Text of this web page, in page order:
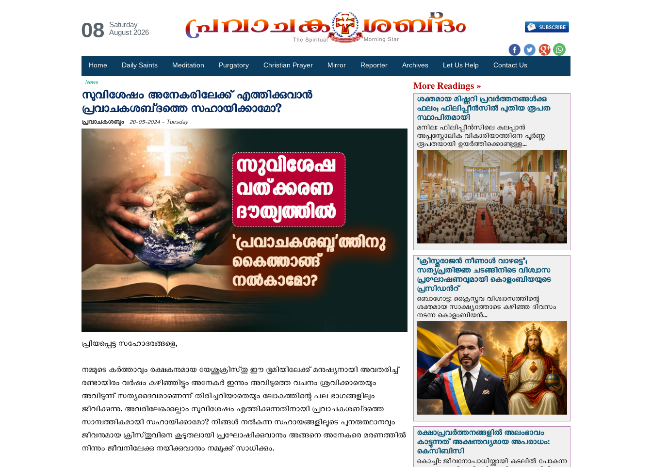
08
Saturday
August 2026
Home Daily Saints Meditation Purgatory Christian Prayer Mirror Reporter Archives Let Us Help Contact Us
News
സുവിശേഷം അനേകരിലേക്ക് എത്തിക്കുവാൻ
പ്രവാചകശബ്‌ദത്തെ സഹായിക്കാമോ?
പ്രവാചകശബ്ദം 28-05-2024 - Tuesday
പ്രിയപ്പെട്ട സഹോദരങ്ങളെ,
നമ്മുടെ കർത്താവും രക്ഷകനുമായ യേശുക്രിസ്‌തു ഈ ഭൂമിയിലേക്ക് മനുഷ്യനായി അവതരിച്ച്
രണ്ടായിരം വർഷം കഴിഞ്ഞിട്ടും അനേകർ ഇന്നും അവിടുത്തെ വചനം ശ്രവിക്കാതെയും
അവിടുന്ന് സത്യദൈവമാണെന്ന് തിരിച്ചറിയാതെയും ലോകത്തിന്റെ പല ഭാഗങ്ങളിലും
ജീവിക്കുന്നു. അവരിലേക്കെല്ലാം സുവിശേഷം എത്തിക്കുന്നതിനായി പ്രവാചകശബ്‌ദത്തെ
സാമ്പത്തികമായി സഹായിക്കാമോ? നിങ്ങൾ നൽകുന്ന സഹായങ്ങളിലൂടെ പുനരുത്ഥാനവും
ജീവനുമായ ക്രിസ്‌തുവിനെ കൂടുതലായി പ്രഘോഷിക്കുവാനും അങ്ങനെ അനേകരെ മരണത്തിൽ
നിന്നും ജീവനിലേക്കു നയിക്കുവാനും നമ്മുക്ക് സാധിക്കും.
More Readings »
ശക്തമായ മിഷ്ണറി പ്രവർത്തനങ്ങൾക്കു
ഫലം; ഫിലിപ്പീൻസിൽ പുതിയ രൂപത
സ്ഥാപിതമായി
മനില: ഫിലിപ്പീൻസിലെ കലപ്പാൻ
അപ്പസ്തോലിക വികാരിയാത്തിനെ പൂർണ്ണ
രൂപതയായി ഉയർത്തിക്കൊണ്ടുള്ള...
"ക്രിസ്തുരാജന്‍ നീണാള്‍ വാഴട്ടെ";
സത്യപ്രതിജ്ഞ ചടങ്ങിനിടെ വിശ്വാസ
പ്രഘോഷണവുമായി കൊളംബിയയുടെ
പ്രസിഡന്‍റ്
ബൊഗോട്ട: ക്രൈസ്തവ വിശ്വാസത്തിന്റെ
ശക്തമായ സാക്ഷ്യത്തോടെ കഴിഞ്ഞ ദിവസം
നടന്ന കൊളംബിയന്‍...
രക്ഷാപ്രവര്‍ത്തനങ്ങളില്‍ അലംഭാവം
കാട്ടുന്നത് അക്ഷന്തവ്യമായ അപരാധം:
കെസിബിസി
കൊച്ചി: ജീവനോപാധിയ്ക്കായി കടലില്‍ പോകുന്ന